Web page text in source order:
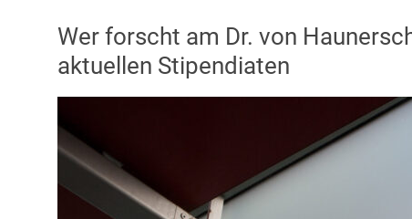
Foundation
für
Kinder
mit
seltenen
Erkrankungen
Wer forscht am Dr. von
aktuellen Stipendiaten